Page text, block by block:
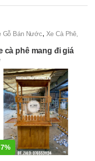
Gỗ Bán Nước, Xe Cà Phê,
cà phê mang đi giá
7%